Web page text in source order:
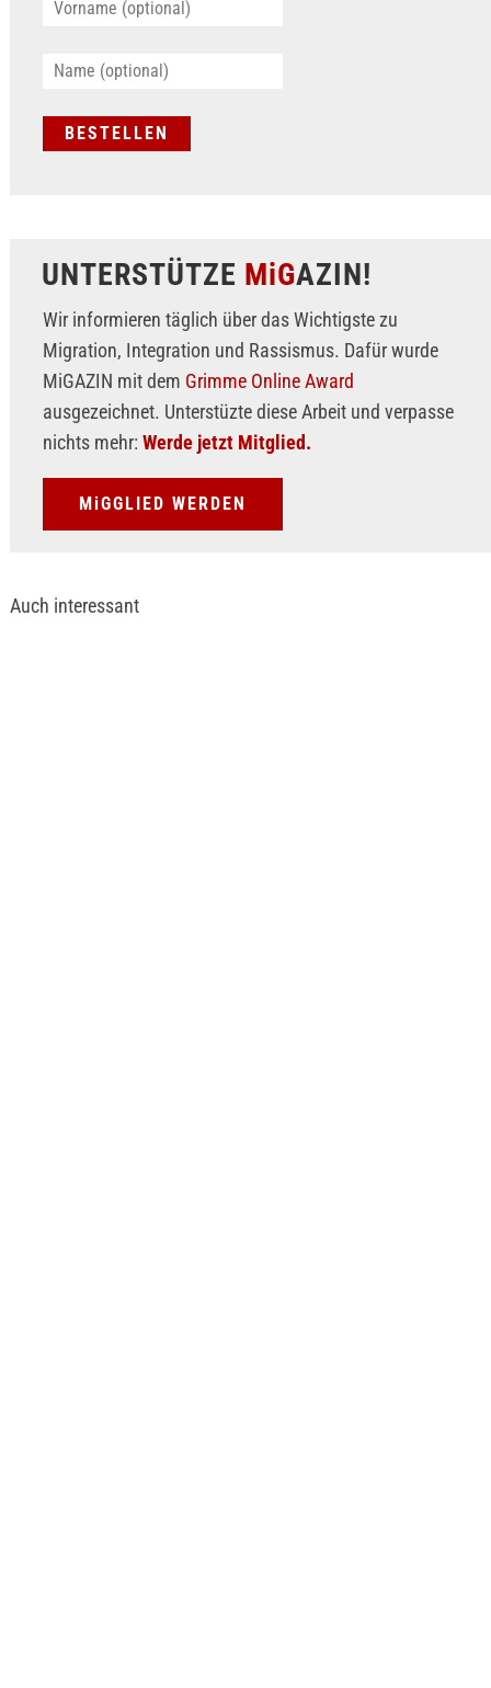
UNTERSTÜTZE MiGAZIN!
Wir informieren täglich über das Wichtigste zu
Migration, Integration und Rassismus. Dafür wurde
MiGAZIN mit dem Grimme Online Award
ausgezeichnet. Unterstüzte diese Arbeit und verpasse
nichts mehr: Werde jetzt Mitglied.
MiGGLIED WERDEN
Auch interessant